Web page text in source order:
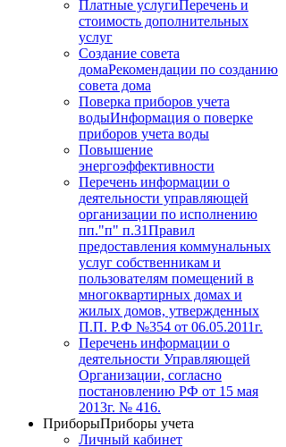
Платные услугиПеречень и
стоимость дополнительных
услуг
Создание совета
домаРекомендации по созданию
совета дома
Поверка приборов учета
водыИнформация о поверке
приборов учета воды
Повышение
энергоэффективности
Перечень информации о
деятельности управляющей
организации по исполнению
пп."п" п.31Правил
предоставления коммунальных
услуг собственникам и
пользователям помещений в
многоквартирных домах и
жилых домов, утвержденных
П.П. Р.Ф №354 от 06.05.2011г.
Перечень информации о
деятельности Управляющей
Организации, согласно
постановлению РФ от 15 мая
2013г. № 416.
ПриборыПриборы учета
Личный кабинет